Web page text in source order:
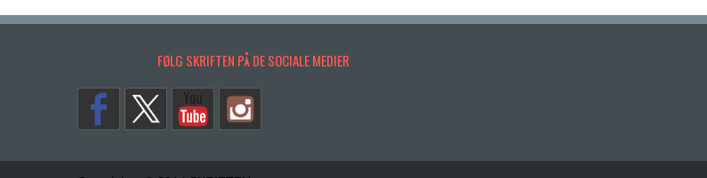
FØLG SKRIFTEN PÅ DE SOCIALE MEDIER
Copyrights. © 2014 SKRIFTEN